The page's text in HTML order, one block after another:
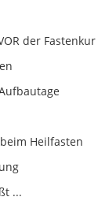
der Fastenkur
Heilfasten
...